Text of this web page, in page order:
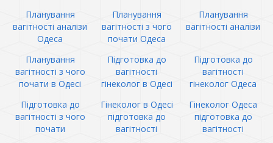
Планування
вагітності аналізи
Одеса
Планування
вагітності з чого
почати Одеса
Планування
вагітності аналізи
Планування
вагітності з чого
почати в Одесі
Підготовка до
вагітності
гінеколог в Одесі
Підготовка до
вагітності
гінеколог Одеса
Підготовка до
вагітності з чого
почати
Гінеколог в Одесі
підготовка до
вагітності
Гінеколог Одеса
підготовка до
вагітності